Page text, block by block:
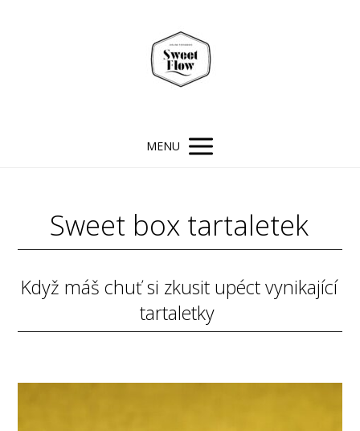
MENU
Sweet box tartaletek
Když máš chuť si zkusit upéct vynikající
tartaletky